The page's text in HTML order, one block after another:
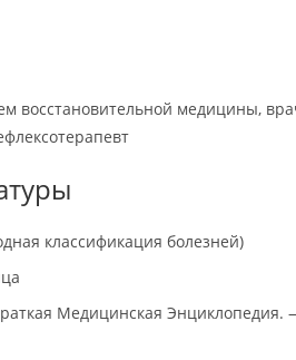
восстановительной медицины,
классификация болезней)
Медицинская Энциклопедия.